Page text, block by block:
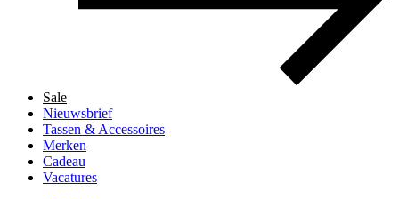
Sale
Nieuwsbrief
Tassen & Accessoires
Merken
Cadeau
Vacatures